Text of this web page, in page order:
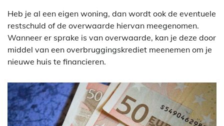
Heb je al een eigen woning, dan wordt ook de eventuele
restschuld of de overwaarde hiervan meegenomen.
Wanneer er sprake is van overwaarde, kan je deze door
middel van een overbruggingskrediet meenemen om je
nieuwe huis te financieren.